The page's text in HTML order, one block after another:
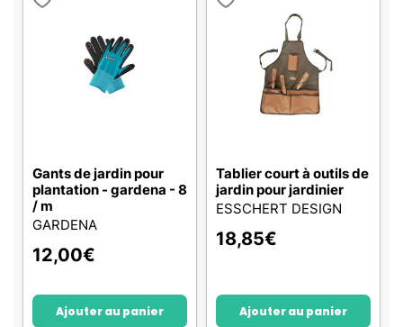
Gants de jardin pour
plantation - gardena - 8
/ m
GARDENA
12,00€
Ajouter au panier
Tablier court à outils de
jardin pour jardinier
ESSCHERT DESIGN
18,85€
Ajouter au panier